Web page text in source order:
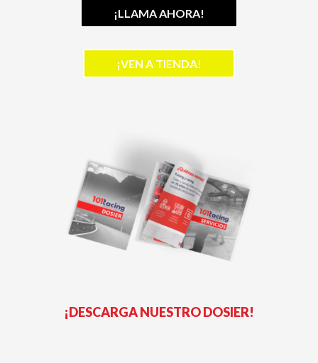
¡LLAMA AHORA!
¡VEN A TIENDA!
¡DESCARGA NUESTRO DOSIER!